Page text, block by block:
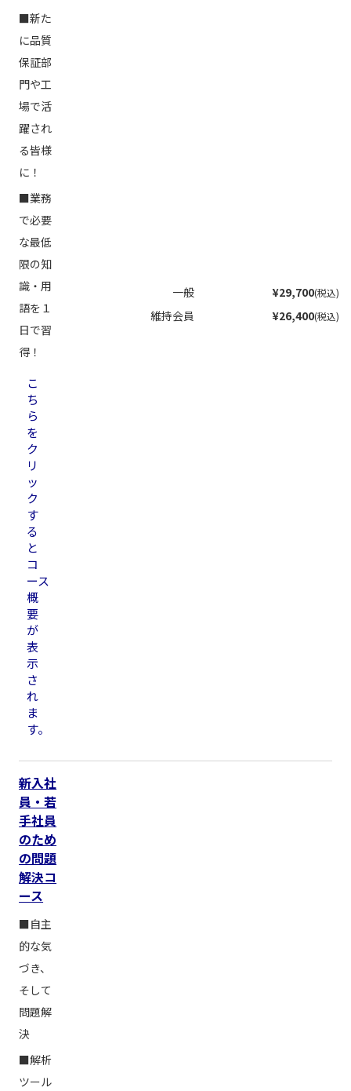
■新た
に品質
保証部
門や工
場で活
躍され
る皆様
に！
■業務
で必要
な最低
限の知
識・用
語を１
日で習
得！
こ
ち
ら
を
ク
リ
ッ
ク
す
る
と
コ
ース
概
要
が
表
示
さ
れ
ま
す。
一般 ¥29,700(税込)
維持会員 ¥26,400(税込)
新入社
員・若
手社員
のため
の問題
解決コ
ース
■自主
的な気
づき、
そして
問題解
決
■解析
ツール